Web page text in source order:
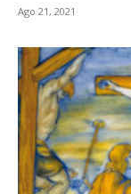
Ago 21, 2021